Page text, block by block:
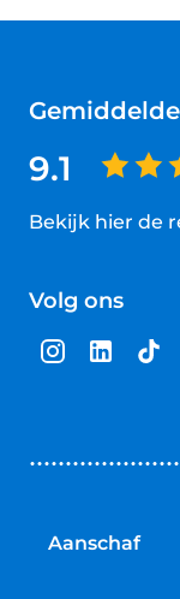
9.1
Bekijk hier de
van
sterren
Volg ons
Aanschaf